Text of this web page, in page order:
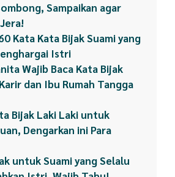
Sampaikan agar
Kata Kata Bijak Suami yang
Istri
Wajib Baca Kata Bijak
dan Ibu Rumah Tangga
Bijak Laki Laki untuk
Dengarkan ini Para
untuk Suami yang Selalu